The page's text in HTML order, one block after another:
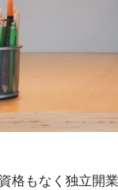
格もなく独立開